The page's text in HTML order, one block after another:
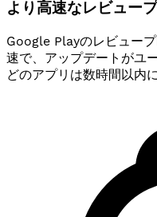
より高速なレビュー
Google Playのレビュー
速で、アップデートがユ
どのアプリは数時間以内